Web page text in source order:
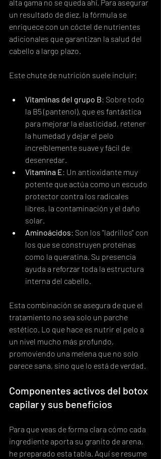
alta gama no se queda ahí. Para asegurar
un resultado de diez, la fórmula se
enriquece con un cóctel de nutrientes
adicionales que garantizan la salud del
cabello a largo plazo.
Este chute de nutrición suele incluir:
Vitaminas del grupo B: Sobre todo
la B5 (pantenol), que es fantástica
para mejorar la elasticidad, retener
la humedad y dejar el pelo
increíblemente suave y fácil de
desenredar.
Vitamina E: Un antioxidante muy
potente que actúa como un escudo
protector contra los radicales
libres, la contaminación y el daño
solar.
Aminoácidos: Son los "ladrillos" con
los que se construyen proteínas
como la queratina. Su presencia
ayuda a reforzar toda la estructura
interna del cabello.
Esta combinación se asegura de que el
tratamiento no sea solo un parche
estético. Lo que hace es nutrir el pelo a
un nivel mucho más profundo,
promoviendo una melena que no solo
parece sana, sino que lo está de verdad.
Componentes activos del botox
capilar y sus beneficios
Para que veas de forma clara cómo cada
ingrediente aporta su granito de arena,
he preparado esta tabla. Aquí se resume